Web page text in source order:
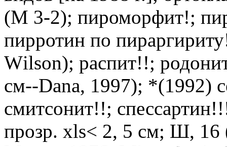
(М 3-2); пироморфит!;
пирротин по
Wilson); распит!!;
см--Dana, 1997); *(1992)
смитсонит!!;
прозр. xls< 2, 5 см; Ш, 16